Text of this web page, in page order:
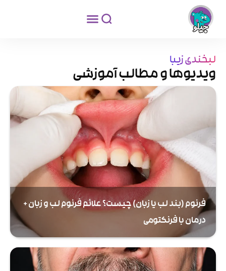
لبخندی زیبا
ویدیوها و مطالب آموزشی
فرنوم (بند لب یا زبان) چیست؟ علائم فرنوم لب و زبان +
درمان با فرنکتومی